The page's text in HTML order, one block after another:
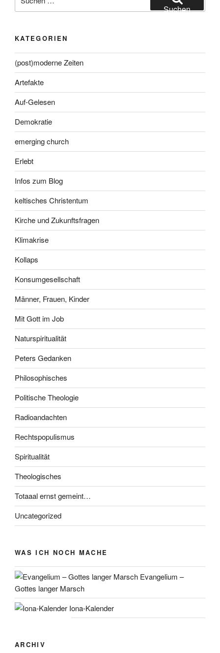
nach:
Suchen
KATEGORIEN
(post)moderne Zeiten
Artefakte
Auf-Gelesen
Demokratie
emerging church
Erlebt
Infos zum Blog
keltisches Christentum
Kirche und Zukunftsfragen
Klimakrise
Kollaps
Konsumgesellschaft
Männer, Frauen, Kinder
Mit Gott im Job
Naturspiritualität
Peters Gedanken
Philosophisches
Politische Theologie
Radioandachten
Rechtspopulismus
Spiritualität
Theologisches
Totaaal ernst gemeint…
Uncategorized
WAS ICH NOCH MACHE
Evangelium –
Gottes langer Marsch
Iona-Kalender
ARCHIV